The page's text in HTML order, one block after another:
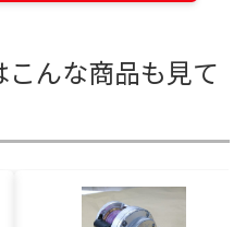
んな商品も見て